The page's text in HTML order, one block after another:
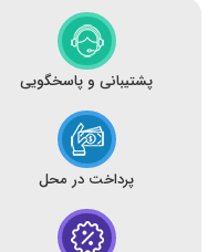
پشتیبانی و پاسخگویی
پرداخت در محل